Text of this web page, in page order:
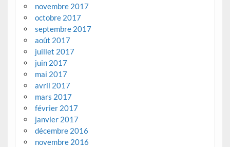
novembre 2017
octobre 2017
septembre 2017
août 2017
juillet 2017
juin 2017
mai 2017
avril 2017
mars 2017
février 2017
janvier 2017
décembre 2016
novembre 2016